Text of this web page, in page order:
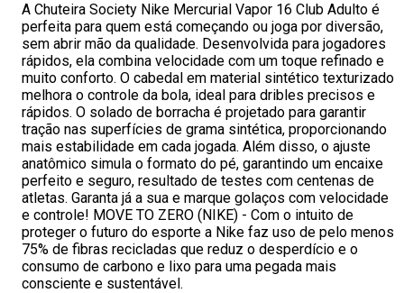
A Chuteira Society Nike Mercurial Vapor 16 Club Adulto é
perfeita para quem está começando ou joga por diversão,
sem abrir mão da qualidade. Desenvolvida para jogadores
rápidos, ela combina velocidade com um toque refinado e
muito conforto. O cabedal em material sintético texturizado
melhora o controle da bola, ideal para dribles precisos e
rápidos. O solado de borracha é projetado para garantir
tração nas superfícies de grama sintética, proporcionando
mais estabilidade em cada jogada. Além disso, o ajuste
anatômico simula o formato do pé, garantindo um encaixe
perfeito e seguro, resultado de testes com centenas de
atletas. Garanta já a sua e marque golaços com velocidade
e controle! MOVE TO ZERO (NIKE) - Com o intuito de
proteger o futuro do esporte a Nike faz uso de pelo menos
75% de fibras recicladas que reduz o desperdício e o
consumo de carbono e lixo para uma pegada mais
consciente e sustentável.